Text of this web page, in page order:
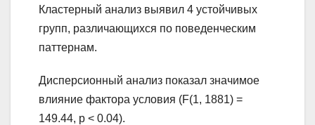
Кластерный анализ выявил 4 устойчивых
групп, различающихся по поведенческим
паттернам.
Дисперсионный анализ показал значимое
влияние фактора условия (F(1, 1881) =
149.44, p < 0.04).